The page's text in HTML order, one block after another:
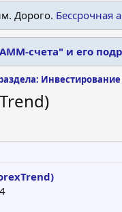
Дорого.
счета" и его